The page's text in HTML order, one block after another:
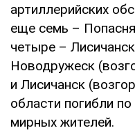
артиллерийских
еще семь –
четыре –
Новодружеск
и Лисичанск
области погибли
мирных жителей.